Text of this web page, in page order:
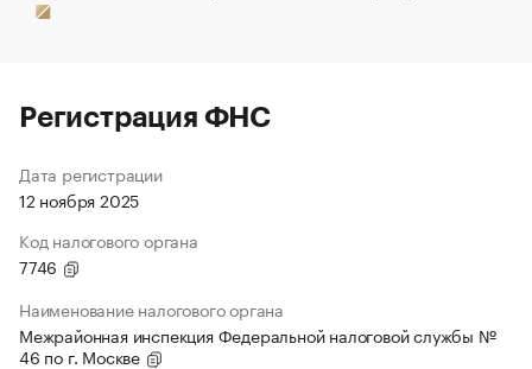
Регистрация ФНС
Дата регистрации
12 ноября 2025
Код налогового органа
7746
Наименование налогового органа
Межрайонная инспекция Федеральной налоговой службы №
46 по г. Москве